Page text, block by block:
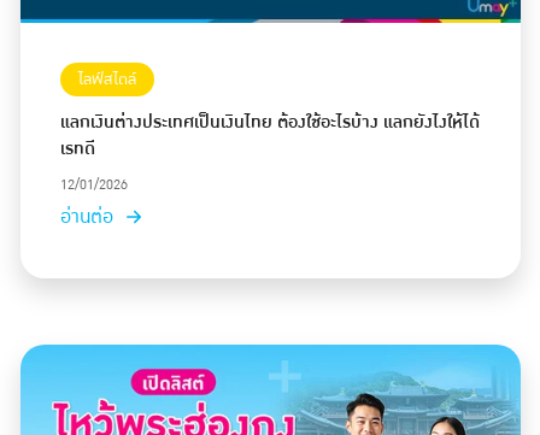
ไลฟ์สไตล์
แลกเงินต่างประเทศเป็นเงินไทย ต้องใช้อะไรบ้าง แลกยังไงให้ได้
เรทดี
12/01/2026
อ่านต่อ